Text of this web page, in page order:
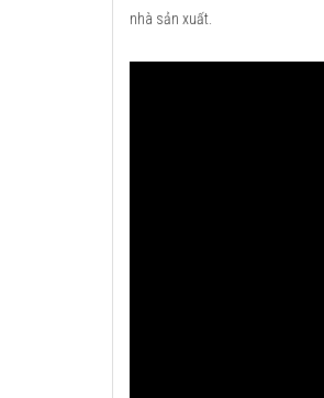
nhà sản xuất.